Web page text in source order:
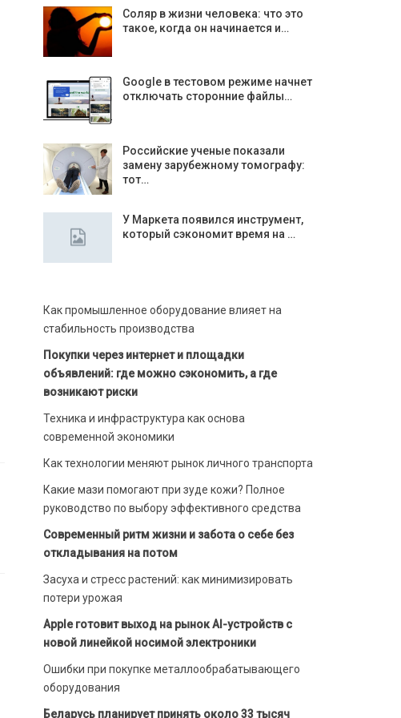
Соляр в жизни человека: что это
такое, когда он начинается и…
Google в тестовом режиме начнет
отключать сторонние файлы…
Российские ученые показали
замену зарубежному томографу:
тот…
У Маркета появился инструмент,
который сэкономит время на …
Как промышленное оборудование влияет на
стабильность производства
Покупки через интернет и площадки
объявлений: где можно сэкономить, а где
возникают риски
Техника и инфраструктура как основа
современной экономики
Как технологии меняют рынок личного транспорта
Какие мази помогают при зуде кожи? Полное
руководство по выбору эффективного средства
Современный ритм жизни и забота о себе без
откладывания на потом
Засуха и стресс растений: как минимизировать
потери урожая
Apple готовит выход на рынок AI-устройств с
новой линейкой носимой электроники
Ошибки при покупке металлообрабатывающего
оборудования
Беларусь планирует принять около 33 тысяч